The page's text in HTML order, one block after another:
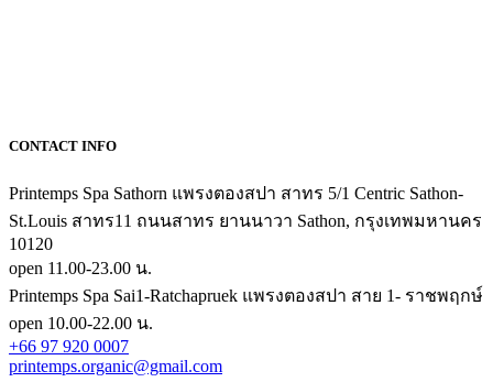
CONTACT INFO
Printemps Spa Sathorn แพรงตองสปา สาทร 5/1 Centric Sathon-
St.Louis สาทร11 ถนนสาทร ยานนาวา Sathon, กรุงเทพมหานคร
10120
open 11.00-23.00 น.
Printemps Spa Sai1-Ratchapruek แพรงตองสปา สาย 1- ราชพฤกษ์
open 10.00-22.00 น.
+66 97 920 0007
printemps.organic@gmail.com